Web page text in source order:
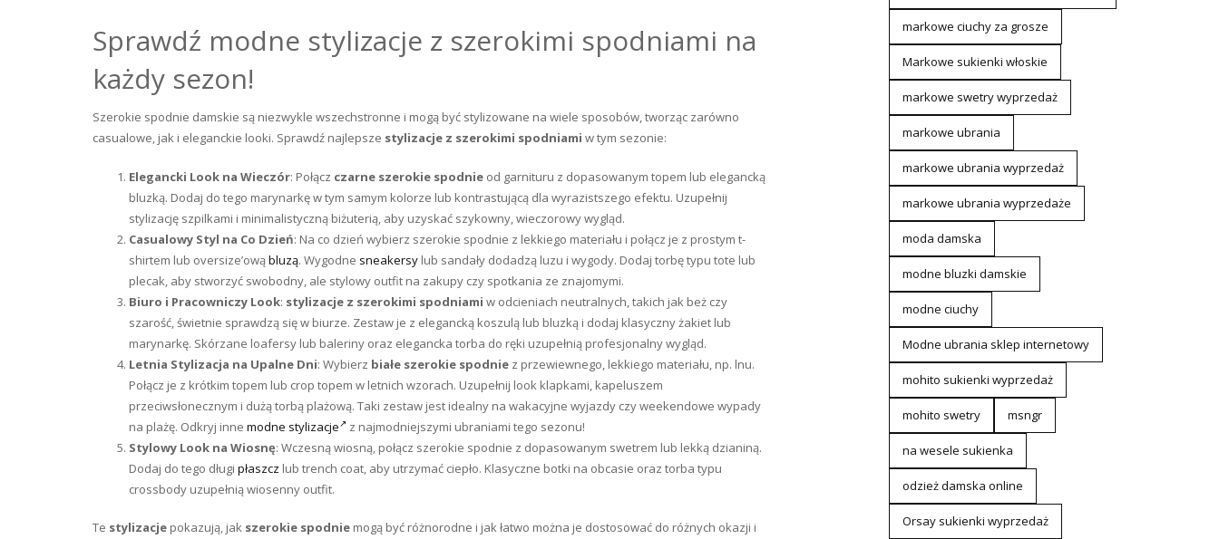
Sprawdź modne stylizacje z szerokimi spodniami na
każdy sezon!
Szerokie spodnie damskie są niezwykle wszechstronne i mogą być stylizowane na wiele sposobów, tworząc zarówno
casualowe, jak i eleganckie looki. Sprawdź najlepsze stylizacje z szerokimi spodniami w tym sezonie:
Elegancki Look na Wieczór: Połącz czarne szerokie spodnie od garnituru z dopasowanym topem lub elegancką
bluzką. Dodaj do tego marynarkę w tym samym kolorze lub kontrastującą dla wyrazistszego efektu. Uzupełnij
stylizację szpilkami i minimalistyczną biżuterią, aby uzyskać szykowny, wieczorowy wygląd.
Casualowy Styl na Co Dzień: Na co dzień wybierz szerokie spodnie z lekkiego materiału i połącz je z prostym t-
shirtem lub oversize’owąbluzą. Wygodne sneakersy lub sandały dodadzą luzu i wygody. Dodaj torbę typu tote lub
plecak, aby stworzyć swobodny, ale stylowy outfit na zakupy czy spotkania ze znajomymi.
Biuro i Pracowniczy Look: stylizacje z szerokimi spodniami w odcieniach neutralnych, takich jak beż czy
szarość, świetnie sprawdzą się w biurze. Zestaw je z elegancką koszulą lub bluzką i dodaj klasyczny żakiet lub
marynarkę. Skórzane loafersy lub baleriny oraz elegancka torba do ręki uzupełnią profesjonalny wygląd.
Letnia Stylizacja na Upalne Dni: Wybierz białe szerokie spodnie z przewiewnego, lekkiego materiału, np. lnu.
Połącz je z krótkim topem lub crop topem w letnich wzorach. Uzupełnij look klapkami, kapeluszem
przeciwsłonecznym i dużą torbą plażową. Taki zestaw jest idealny na wakacyjne wyjazdy czy weekendowe wypady
na plażę. Odkryj inne modne stylizacje
z najmodniejszymi ubraniami tego sezonu!
Stylowy Look na Wiosnę: Wczesną wiosną, połącz szerokie spodnie z dopasowanym swetrem lub lekką dzianiną.
Dodaj do tego długi płaszcz lub trench coat, aby utrzymać ciepło. Klasyczne botki na obcasie oraz torba typu
crossbody uzupełnią wiosenny outfit.
Te stylizacje pokazują, jak szerokie spodnie mogą być różnorodne i jak łatwo można je dostosować do różnych okazji i
markowe ciuchy za grosze
Markowe sukienki włoskie
markowe swetry wyprzedaż
markowe ubrania
markowe ubrania wyprzedaż
markowe ubrania wyprzedaże
moda damska
modne bluzki damskie
modne ciuchy
Modne ubrania sklep internetowy
mohito sukienki wyprzedaż
mohito swetry msngr
na wesele sukienka
odzież damska online
Orsay sukienki wyprzedaż